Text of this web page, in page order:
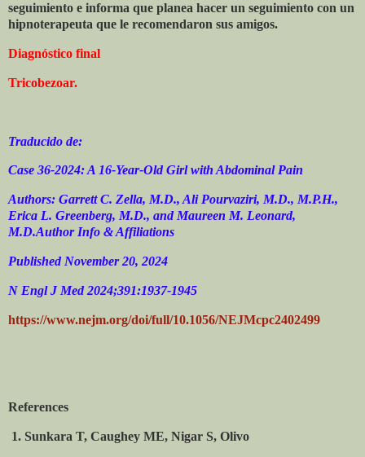
seguimiento e informa que planea hacer un seguimiento con un
hipnoterapeuta que le recomendaron sus amigos.
Diagnóstico final
Tricobezoar.
Traducido de:
Case 36-2024: A 16-Year-Old Girl with Abdominal Pain
Authors: Garrett C. Zella, M.D., Ali Pourvaziri, M.D., M.P.H.,
Erica L. Greenberg, M.D., and Maureen M. Leonard,
M.D.Author Info & Affiliations
Published November 20, 2024
N Engl J Med 2024;391:1937-1945
https://www.nejm.org/doi/full/10.1056/NEJMcpc2402499
References
1. Sunkara T, Caughey ME, Nigar S, Olivo